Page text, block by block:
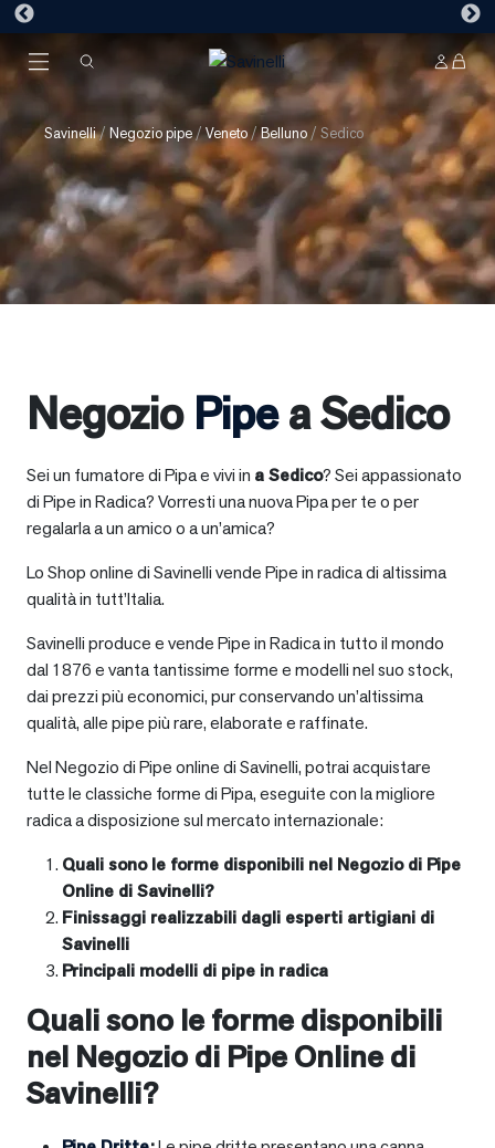
Savinelli/ Negozio pipe/Veneto /Belluno / Sedico
Negozio Pipea Sedico
Sei un fumatore di Pipa e vivi in aSedico? Sei appassionato
di Pipe in Radica? Vorresti una nuova Pipa per te o per
regalarla a un amico o a un’amica?
Lo Shop online di Savinelli vende Pipe in radica di altissima
qualità in tutt’Italia.
Savinelli produce e vende Pipe in Radica in tutto il mondo
dal 1876 e vanta tantissime forme e modelli nel suo stock,
dai prezzi più economici, pur conservando un’altissima
qualità, alle pipe più rare, elaborate e raffinate.
Nel Negozio di Pipe online di Savinelli, potrai acquistare
tutte le classiche forme di Pipa, eseguite con la migliore
radica a disposizione sul mercato internazionale:
Quali sono le forme disponibili nel Negozio di Pipe
Online di Savinelli?
Finissaggi realizzabili dagli esperti artigiani di
Savinelli
Principali modelli di pipe in radica
Quali sono le forme disponibili
nel Negozio di Pipe Online di
Savinelli?